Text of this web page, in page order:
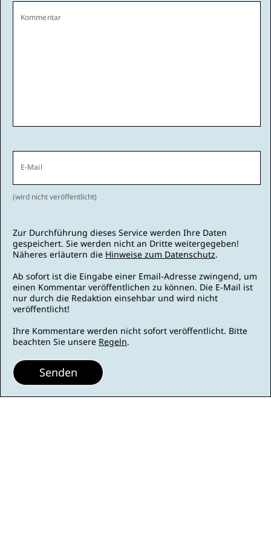
Kommentar
E-Mail
(wird nicht veröffentlicht)
Zur Durchführung dieses Service werden Ihre Daten
gespeichert. Sie werden nicht an Dritte weitergegeben!
Näheres erläutern die Hinweise zum Datenschutz.
Ab sofort ist die Eingabe einer Email-Adresse zwingend, um
einen Kommentar veröffentlichen zu können. Die E-Mail ist
nur durch die Redaktion einsehbar und wird nicht
veröffentlicht!
Ihre Kommentare werden nicht sofort veröffentlicht. Bitte
beachten Sie unsere Regeln.
Senden